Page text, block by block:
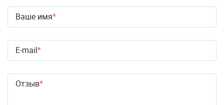
Ваше имя
E-mail
Отзыв